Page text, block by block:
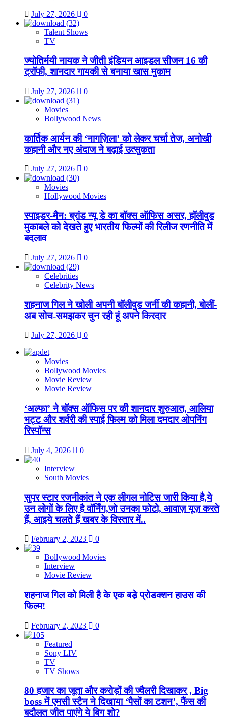
July 27, 2026 0
Talent Shows
TV
ज्योतिर्मयी नायक ने जीती इंडियन आइडल सीजन 16 की
ट्रॉफी, शानदार गायकी से बनाया खास मुकाम
July 27, 2026 0
Movies
Bollywood News
कार्तिक आर्यन की ‘नागज़िला’ को लेकर चर्चा तेज, अनोखी
कहानी और नए अंदाज ने बढ़ाई उत्सुकता
July 27, 2026 0
Movies
Hollywood Movies
स्पाइडर-मैन: ब्रांड न्यू डे का बॉक्स ऑफिस असर, हॉलीवुड
मुकाबले को देखते हुए भारतीय फिल्मों की रिलीज रणनीति में
बदलाव
July 27, 2026 0
Celebrities
Celebrity News
शहनाज गिल ने खोली अपनी बॉलीवुड जर्नी की कहानी, बोलीं-
अब सोच-समझकर चुन रही हूं अपने किरदार
July 27, 2026 0
Movies
Bollywood Movies
Movie Review
Movie Review
‘अल्फा’ ने बॉक्स ऑफिस पर की शानदार शुरुआत, आलिया
भट्ट और शर्वरी की स्पाई फिल्म को मिला दमदार ओपनिंग
रिस्पॉन्स
July 4, 2026 0
Interview
South Movies
सुपर स्टार रजनीकांत ने एक लीगल नोटिस जारी किया है,ये
उन लोगों के लिए है वॉर्निंग,जो उनका फोटो, आवाज़ यूज़ करते
हैं, आइये चलते हैं खबर के विस्तार में..
February 2, 2023 0
Bollywood Movies
Interview
Movie Review
शहनाज गिल को मिली है के एक बडे़ प्रोडक्शन हाउस की
फिल्म!
February 2, 2023 0
Featured
Sony LIV
TV
TV Shows
80 हजार का जूता और करोड़ों की ज्वैलरी दिखाकर , Big
boss में एमसी स्टैन ने दिखाया ‘पैसों का टशन’, फैंस की
बदौलत जीत पाएंगे ये बिग शो?